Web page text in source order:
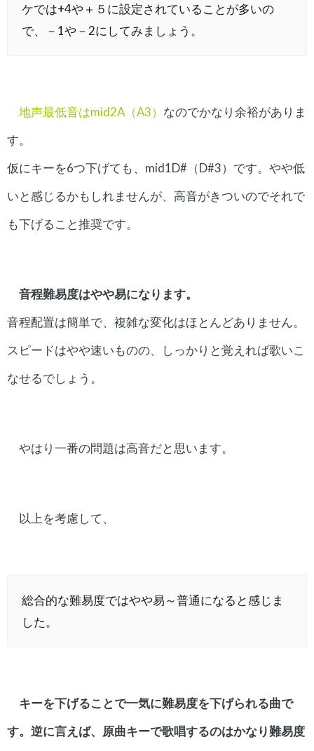
ケでは+4や＋５に設定されていることが多いの
で、－1や－2にしてみましょう。
地声最低音はmid2A（A3） なのでかなり余裕がありま
す。
仮にキーを6つ下げても、mid1D#（D#3）です。やや低
いと感じるかもしれませんが、高音がきついのでそれで
も下げること推奨です。
音程難易度はやや易になります。
音程配置は簡単で、複雑な変化はほとんどありません。
スピードはやや速いものの、しっかりと覚えれば歌いこ
なせるでしょう。
やはり一番の問題は高音だと思います。
以上を考慮して、
総合的な難易度ではやや易～普通になると感じま
した。
キーを下げることで一気に難易度を下げられる曲で
す。逆に言えば、原曲キーで歌唱するのはかなり難易度